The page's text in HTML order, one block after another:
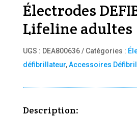
Électrodes
Lifeline adultes
UGS : DEA800636 Catégories :
défibrillateur,Accessoires
Description: